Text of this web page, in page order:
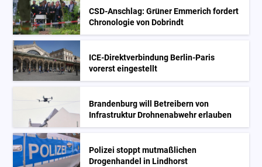
CSD-Anschlag: Grüner Emmerich fordert
Chronologie von Dobrindt
ICE-Direktverbindung Berlin-Paris
vorerst eingestellt
Brandenburg will Betreibern von
Infrastruktur Drohnenabwehr erlauben
Polizei stoppt mutmaßlichen
Drogenhandel in Lindhorst